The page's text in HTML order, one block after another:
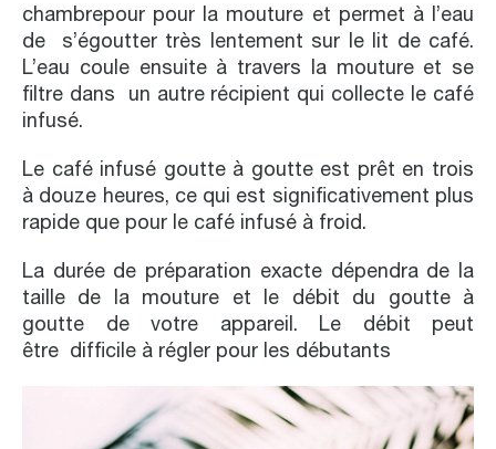
chambrepour pour la mouture et permet à l’eau
de s’égoutter très lentement sur le lit de café.
L’eau coule ensuite à travers la mouture et se
filtre dans un autre récipient qui collecte le café
infusé.
Le café infusé goutte à goutte est prêt en trois
à douze heures, ce qui est significativement plus
rapide que pour le café infusé à froid.
La durée de préparation exacte dépendra de la
taille de la mouture et le débit du goutte à
goutte de votre appareil. Le débit peut
être difficile à régler pour les débutants